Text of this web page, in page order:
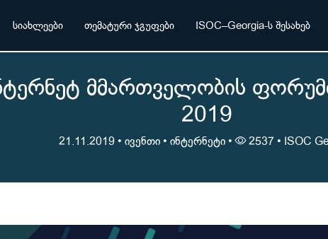
სიახლეები თემატური ჯგუფები ISOC–Georgia-ს შესახებ
მმართველობის
2019
21.11.2019 • ივენთი • ინტერნეტი • 2537 • ISOC